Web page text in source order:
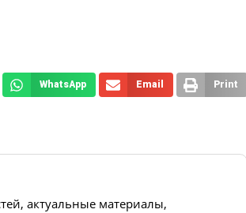
WhatsApp Email Print
актуальные материалы,